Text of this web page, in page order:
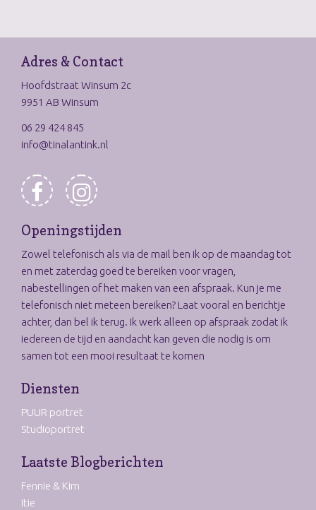
Adres & Contact
Hoofdstraat Winsum 2c
9951 AB Winsum
06 29 424 845
info@tinalantink.nl
Openingstijden
Zowel telefonisch als via de mail ben ik op de maandag tot
en met zaterdag goed te bereiken voor vragen,
nabestellingen of het maken van een afspraak. Kun je me
telefonisch niet meteen bereiken? Laat vooral en berichtje
achter, dan bel ik terug. Ik werk alleen op afspraak zodat ik
iedereen de tijd en aandacht kan geven die nodig is om
samen tot een mooi resultaat te komen
Diensten
PUUR portret
Studioportret
Laatste Blogberichten
Fennie & Kim
Itie